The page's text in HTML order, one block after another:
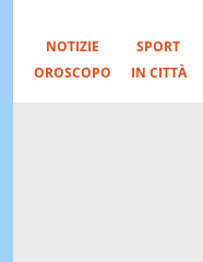
NOTIZIE
SPORT
OROSCOPO
IN CITTÀ